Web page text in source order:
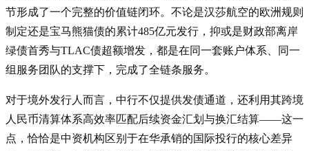
节形成了一个完整的价值链闭环。不论是汉莎航空的欧洲规则
制定还是宝马熊猫债的累计485亿元发行，抑或是财政部离岸
绿债首秀与TLAC债超额增发，都是在同一套账户体系、同一
组服务团队的支撑下，完成了全链条服务。
对于境外发行人而言，中行不仅提供发债通道，还利用其跨境
人民币清算体系高效率匹配后续资金汇划与换汇结算——这一
点，恰恰是中资机构区别于在华承销的国际投行的核心差异